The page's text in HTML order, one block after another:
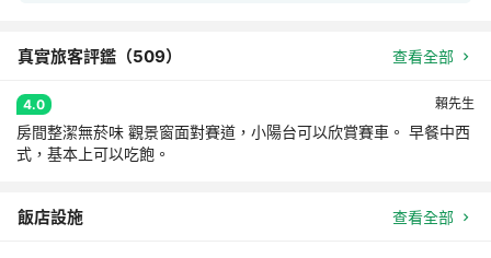
真實旅客評鑑（509） 查看全部
4.0 賴先生
房間整潔無菸味 觀景窗面對賽道，小陽台可以欣賞賽車。 早餐中西
式，基本上可以吃飽。
飯店設施 查看全部